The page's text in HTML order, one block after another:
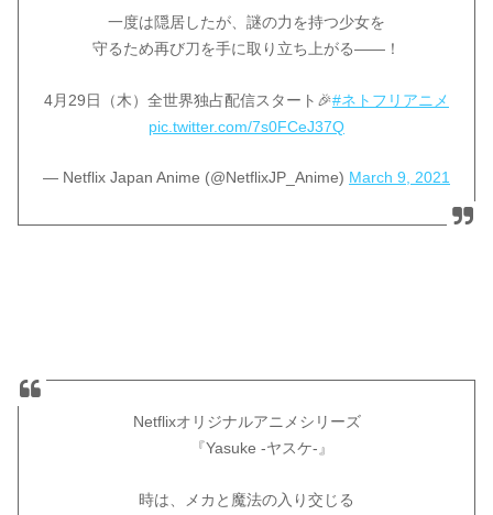
一度は隠居したが、謎の力を持つ少女を
守るため再び刀を手に取り立ち上がる——！
4月29日（木）全世界独占配信スタート🎉#ネトフリアニメ
pic.twitter.com/7s0FCeJ37Q
— Netflix Japan Anime (@NetflixJP_Anime) March 9, 2021
Netflixオリジナルアニメシリーズ
『Yasuke -ヤスケ-』
時は、メカと魔法の入り交じる